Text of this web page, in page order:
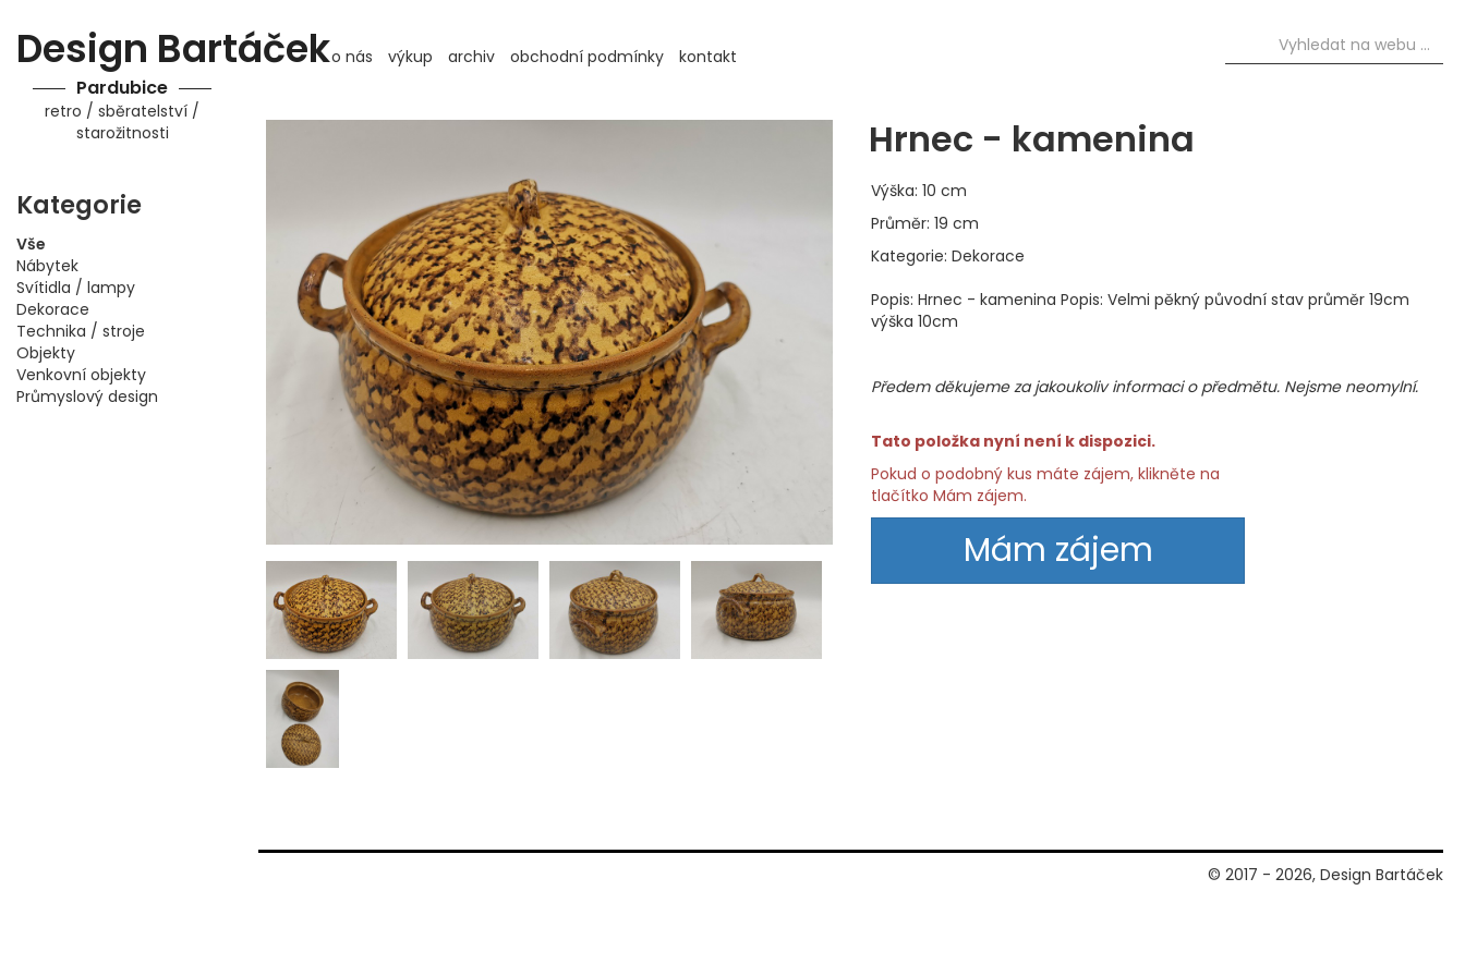
Design Bartáček
Pardubice
retro / sběratelství /
starožitnosti
Kategorie
Vše
Nábytek
Svítidla / lampy
Dekorace
Technika / stroje
Objekty
Venkovní objekty
Průmyslový design
o nás výkup archiv obchodní podmínky kontakt
Hrnec - kamenina
Výška: 10 cm
Průměr: 19 cm
Kategorie: Dekorace
Popis: Hrnec - kamenina Popis: Velmi pěkný původní stav průměr 19cm
výška 10cm
Předem děkujeme za jakoukoliv informaci o předmětu. Nejsme neomylní.
Tato položka nyní není k dispozici.
Pokud o podobný kus máte zájem, klikněte na
tlačítko Mám zájem.
Mám zájem
© 2017 - 2026, Design Bartáček